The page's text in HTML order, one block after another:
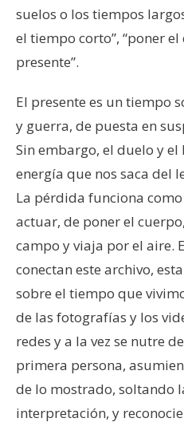
suelos o los tiempos
el tiempo corto”, “poner
presente”.
El presente es un tiempo
y guerra, de puesta en
Sin embargo, el duelo y
energía que nos saca del
La pérdida funciona
actuar, de poner el
campo y viaja por el aire.
conectan este archivo,
sobre el tiempo que
de las fotografías y los
redes y a la vez se nutre
primera persona,
de lo mostrado, soltando
interpretación, y